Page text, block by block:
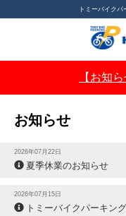
トミーバイク
【お知
月極バイク駐車場ならトミーバイク
お知らせ
2026年07月22日
夏季休業のお知らせ
2026年07月15日
トミーバイクパーキン